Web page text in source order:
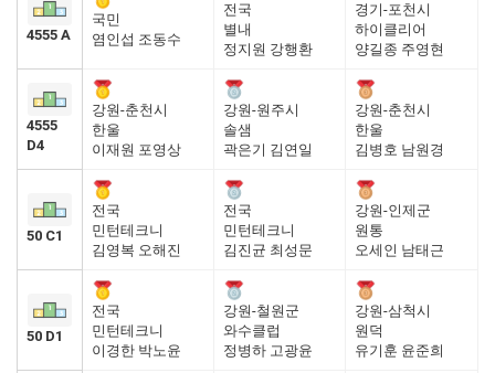
4555 A
국민
염인섭 조동수
전국
별내
정지원 강행환
경기-포천시
하이클리어
양길종 주영현
4555
D4
강원-춘천시
한울
이재원 포영상
강원-원주시
솔샘
곽은기 김연일
강원-춘천시
한울
김병호 남원경
50 C1
전국
민턴테크니
김영복 오해진
전국
민턴테크니
김진균 최성문
강원-인제군
원통
오세인 남태근
50 D1
전국
민턴테크니
이경한 박노윤
강원-철원군
와수클럽
정병하 고광윤
강원-삼척시
원덕
유기훈 윤준희